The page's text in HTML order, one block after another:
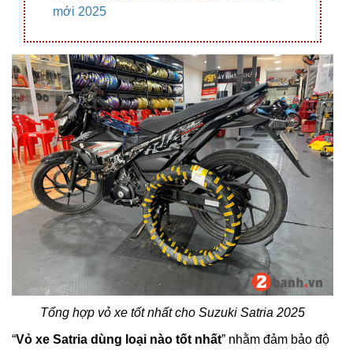
mới 2025
Tổng hợp vỏ xe tốt nhất cho Suzuki Satria 2025
“Vỏ xe Satria dùng loại nào tốt nhất” nhằm đảm bảo độ